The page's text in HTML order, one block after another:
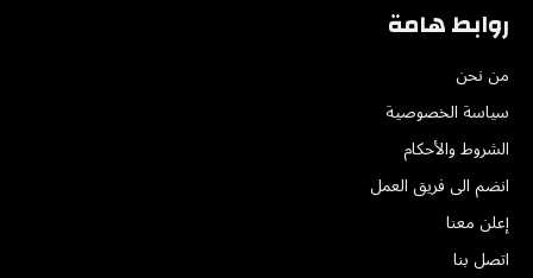
روابط هامة
من نحن
سياسة الخصوصية
الشروط والأحكام
انضم الى فريق العمل
إعلن معنا
اتصل بنا